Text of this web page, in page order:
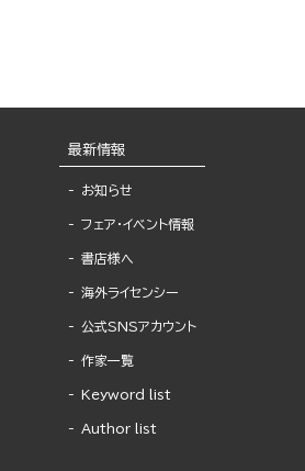
最新情報
お知らせ
フェア・イベント情報
書店様へ
海外ライセンシー
公式SNSアカウント
作家一覧
Keyword list
Author list